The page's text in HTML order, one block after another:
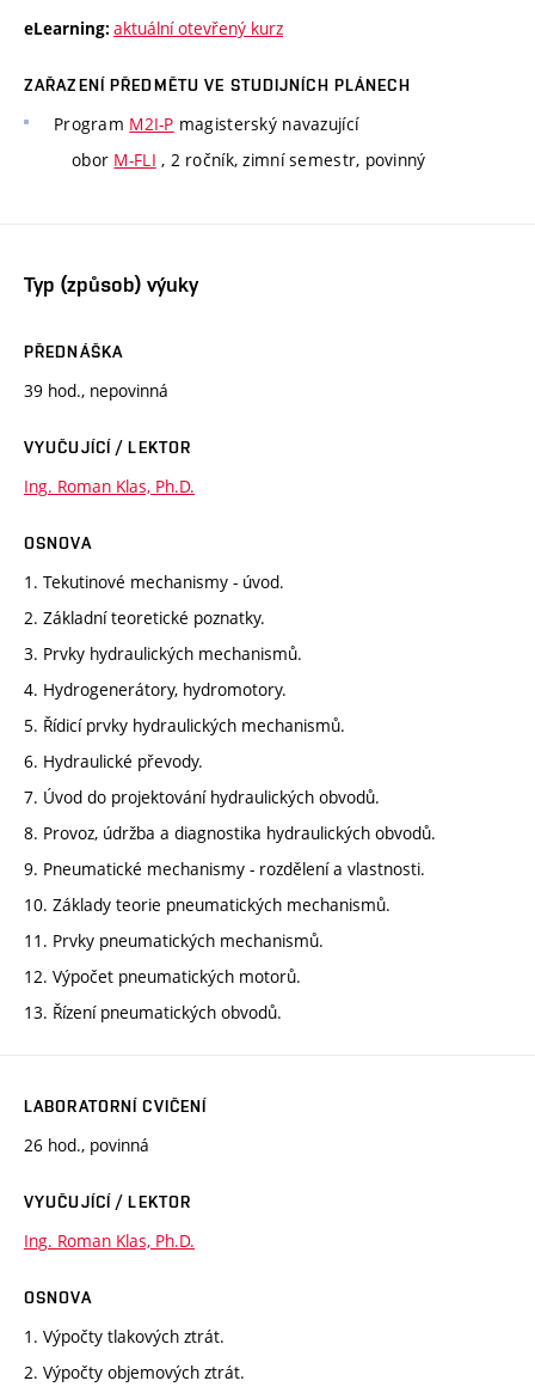
eLearning: aktuální otevřený kurz
ZAŘAZENÍ PŘEDMĚTU VE STUDIJNÍCH PLÁNECH
Program M2I-P magisterský navazující
obor M-FLI , 2 ročník, zimní semestr, povinný
Typ (způsob) výuky
PŘEDNÁŠKA
39 hod., nepovinná
VYUČUJÍCÍ / LEKTOR
Ing. Roman Klas, Ph.D.
OSNOVA
1. Tekutinové mechanismy - úvod.
2. Základní teoretické poznatky.
3. Prvky hydraulických mechanismů.
4. Hydrogenerátory, hydromotory.
5. Řídicí prvky hydraulických mechanismů.
6. Hydraulické převody.
7. Úvod do projektování hydraulických obvodů.
8. Provoz, údržba a diagnostika hydraulických obvodů.
9. Pneumatické mechanismy - rozdělení a vlastnosti.
10. Základy teorie pneumatických mechanismů.
11. Prvky pneumatických mechanismů.
12. Výpočet pneumatických motorů.
13. Řízení pneumatických obvodů.
LABORATORNÍ CVIČENÍ
26 hod., povinná
VYUČUJÍCÍ / LEKTOR
Ing. Roman Klas, Ph.D.
OSNOVA
1. Výpočty tlakových ztrát.
2. Výpočty objemových ztrát.